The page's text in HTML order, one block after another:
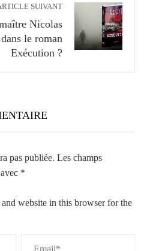
SUIVANT
Nicolas
le roman
Exécution ?
pas publiée. Les champs
*
website in this browser for the